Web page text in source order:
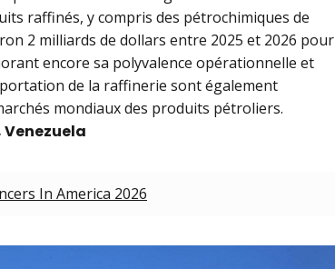
raffinés, y compris des pétrochimiques de
2 milliards de dollars entre 2025 et 2026 pour
encore sa polyvalence opérationnelle et
de la raffinerie sont également
mondiaux des produits pétroliers.
In America 2026